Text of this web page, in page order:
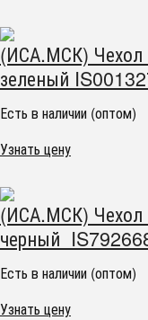
(ИСА.МСК) Чехол
зеленый
Есть в наличии (оптом)
Узнать цену
(ИСА.МСК) Чехол
черный
Есть в наличии (оптом)
Узнать цену